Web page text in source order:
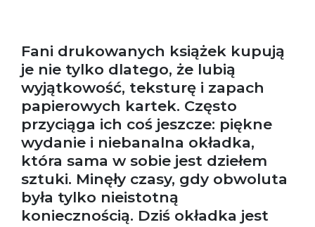
Fani drukowanych książek kupują
je nie tylko dlatego, że lubią
wyjątkowość, teksturę i zapach
papierowych kartek. Często
przyciąga ich coś jeszcze: piękne
wydanie i niebanalna okładka,
która sama w sobie jest dziełem
sztuki. Minęły czasy, gdy obwoluta
była tylko nieistotną
koniecznością. Dziś okładka jest